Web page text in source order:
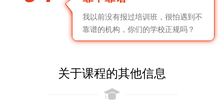
我以前没有报过培训班，很怕遇到不
靠谱的机构，你们的学校正规吗？
关于课程的其他信息